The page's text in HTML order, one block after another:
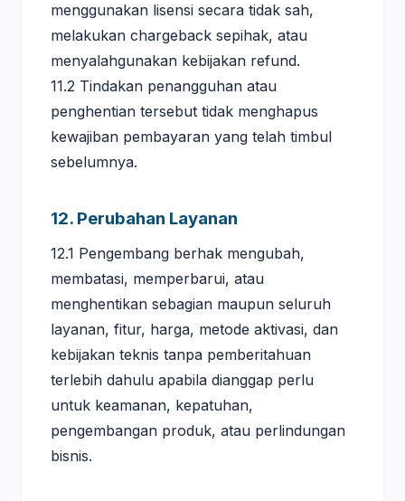
menggunakan lisensi secara tidak sah,
melakukan chargeback sepihak, atau
menyalahgunakan kebijakan refund.
11.2 Tindakan penangguhan atau
penghentian tersebut tidak menghapus
kewajiban pembayaran yang telah timbul
sebelumnya.
12. Perubahan Layanan
12.1 Pengembang berhak mengubah,
membatasi, memperbarui, atau
menghentikan sebagian maupun seluruh
layanan, fitur, harga, metode aktivasi, dan
kebijakan teknis tanpa pemberitahuan
terlebih dahulu apabila dianggap perlu
untuk keamanan, kepatuhan,
pengembangan produk, atau perlindungan
bisnis.